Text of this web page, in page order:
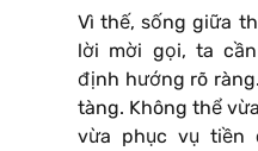
Vì thế, sống giữa
lời mời gọi, ta
định hướng rõ
tàng. Không thể
vừa phục vụ tiền